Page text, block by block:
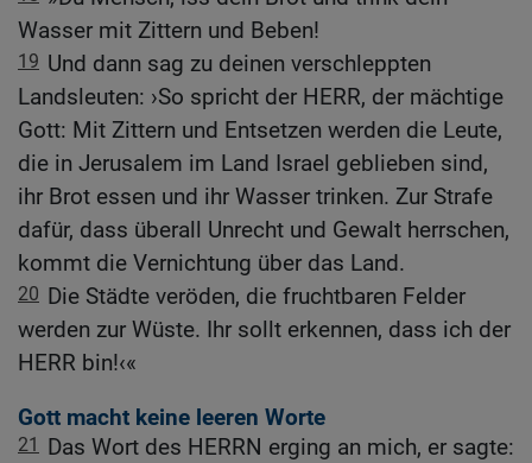
Wasser mit Zittern und Beben!
19 Und dann sag zu deinen verschleppten
Landsleuten: ›So spricht der HERR, der mächtige
Gott: Mit Zittern und Entsetzen werden die Leute,
die in Jerusalem im Land Israel geblieben sind,
ihr Brot essen und ihr Wasser trinken. Zur Strafe
dafür, dass überall Unrecht und Gewalt herrschen,
kommt die Vernichtung über das Land.
20 Die Städte veröden, die fruchtbaren Felder
werden zur Wüste. Ihr sollt erkennen, dass ich der
HERR bin!‹«
Gott macht keine leeren Worte
21 Das Wort des HERRN erging an mich, er sagte: